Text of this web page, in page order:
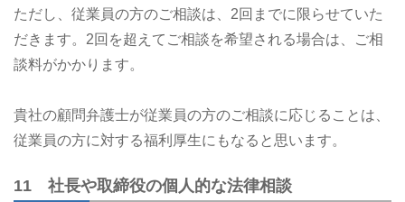
ただし、従業員の方のご相談は、2回までに限らせていた
だきます。2回を超えてご相談を希望される場合は、ご相
談料がかかります。
貴社の顧問弁護士が従業員の方のご相談に応じることは、
従業員の方に対する福利厚生にもなると思います。
11 社長や取締役の個人的な法律相談